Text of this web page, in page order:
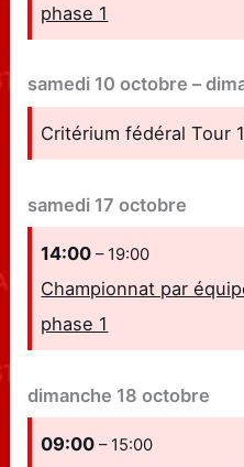
phase 1
samedi 10 octobre –
Critérium fédéral Tour 1
samedi 17 octobre
14:00– 19:00
Championnat par
phase 1
dimanche 18 octobre
09:00– 15:00